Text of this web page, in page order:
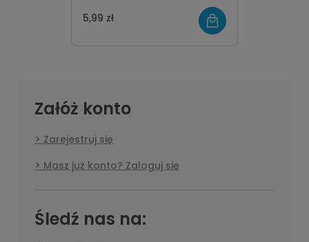
5,99 zł
Załóż konto
Zarejestruj się
Masz już konto? Zaloguj się
Śledź nas na: